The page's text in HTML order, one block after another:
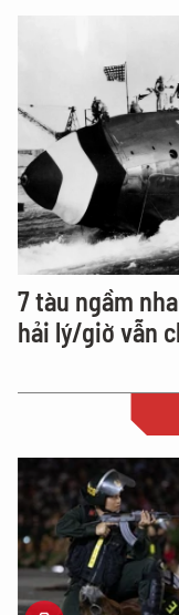
7 tàu ngầm
hải lý/giờ vẫn